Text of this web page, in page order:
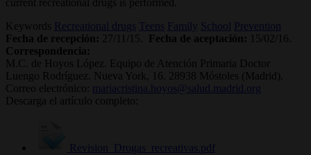
current recreational drugs is performed.
Keywords Recreational drugs Teens Family School
Prevention
Fecha de recepción:
27/11/15. Fecha de aceptación: 15/02/16.
Correspondencia:
M.C. de Hoyos López. Equipo de Atención Primaria Doctor
Luengo Rodríguez. Nueva York, 16. 28938 Móstoles (Madrid).
Correo electrónico:
mariacristina.hoyos@salud.madrid.org
Descarga el artículo completo:
Revision_Drogas_recreativas.pdf